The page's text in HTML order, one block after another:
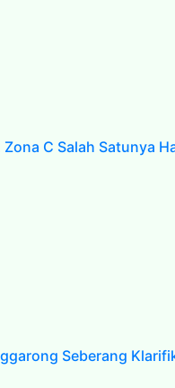
C Salah Satunya
Seberang